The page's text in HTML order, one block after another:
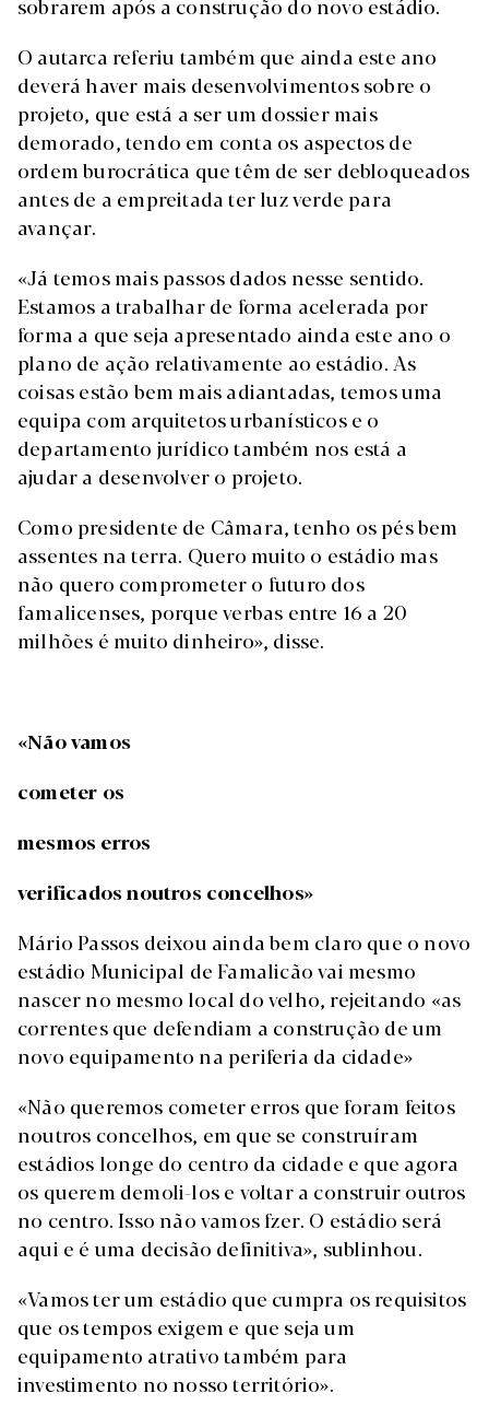
O autarca referiu também que ainda este ano
deverá haver mais desenvolvimentos sobre o
projeto, que está a ser um dossier mais
demorado, tendo em conta os aspectos de
ordem burocrática que têm de ser debloqueados
antes de a empreitada ter luz verde para
avançar.
«Já temos mais passos dados nesse sentido.
Estamos a trabalhar de forma acelerada por
forma a que seja apresentado ainda este ano o
plano de ação relativamente ao estádio. As
coisas estão bem mais adiantadas, temos uma
equipa com arquitetos urbanísticos e o
departamento jurídico também nos está a
ajudar a desenvolver o projeto.
Como presidente de Câmara, tenho os pés bem
assentes na terra. Quero muito o estádio mas
não quero comprometer o futuro dos
famalicenses, porque verbas entre 16 a 20
milhões é muito dinheiro», disse.
«Não vamos
cometer os
mesmos erros
verificados noutros concelhos»
Mário Passos deixou ainda bem claro que o novo
estádio Municipal de Famalicão vai mesmo
nascer no mesmo local do velho, rejeitando «as
correntes que defendiam a construção de um
novo equipamento na periferia da cidade»
«Não queremos cometer erros que foram feitos
noutros concelhos, em que se construíram
estádios longe do centro da cidade e que agora
os querem demoli-los e voltar a construir outros
no centro. Isso não vamos fzer. O estádio será
aqui e é uma decisão definitiva», sublinhou.
«Vamos ter um estádio que cumpra os requisitos
que os tempos exigem e que seja um
equipamento atrativo também para
investimento no nosso território».